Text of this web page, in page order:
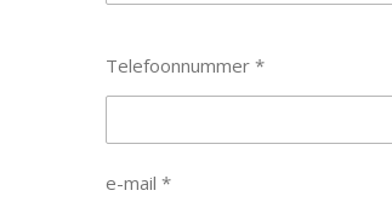
Telefoonnummer *
e-mail *